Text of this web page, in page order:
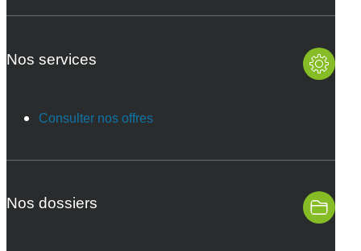
Nos services
Consulter nos offres
Nos dossiers